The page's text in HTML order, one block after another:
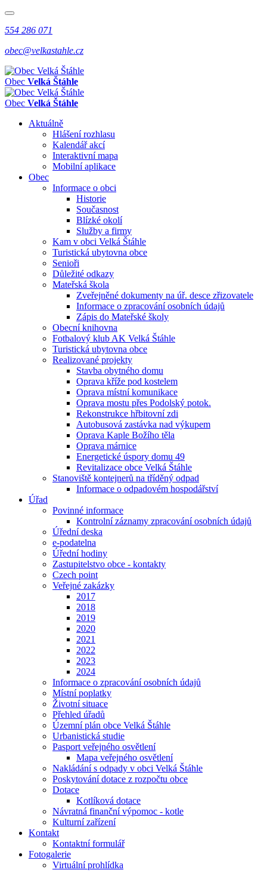
554 286 071
obec@velkastahle.cz
Obec Velká Štáhle
Obec Velká Štáhle
Aktuálně
Hlášení rozhlasu
Kalendář akcí
Interaktivní mapa
Mobilní aplikace
Obec
Informace o obci
Historie
Současnost
Blízké okolí
Služby a firmy
Kam v obci Velká Štáhle
Turistická ubytovna obce
Senioři
Důležité odkazy
Mateřská škola
Zveřejněné dokumenty na úř. desce zřizovatele
Informace o zpracování osobních údajů
Zápis do Mateřské školy
Obecní knihovna
Fotbalový klub AK Velká Štáhle
Turistická ubytovna obce
Realizované projekty
Stavba obytného domu
Oprava kříže pod kostelem
Oprava místní komunikace
Oprava mostu přes Podolský potok.
Rekonstrukce hřbitovní zdi
Autobusová zastávka nad výkupem
Oprava Kaple Božího těla
Oprava márnice
Energetické úspory domu 49
Revitalizace obce Velká Štáhle
Stanoviště kontejnerů na tříděný odpad
Informace o odpadovém hospodářství
Úřad
Povinné informace
Kontrolní záznamy zpracování osobních údajů
Úřední deska
e-podatelna
Úřední hodiny
Zastupitelstvo obce - kontakty
Czech point
Veřejné zakázky
2017
2018
2019
2020
2021
2022
2023
2024
Informace o zpracování osobních údajů
Místní poplatky
Životní situace
Přehled úřadů
Územní plán obce Velká Štáhle
Urbanistická studie
Pasport veřejného osvětlení
Mapa veřejného osvětlení
Nakládání s odpady v obci Velká Štáhle
Poskytování dotace z rozpočtu obce
Dotace
Kotlíková dotace
Návratná finanční výpomoc - kotle
Kulturní zařízení
Kontakt
Kontaktní formulář
Fotogalerie
Virtuální prohlídka